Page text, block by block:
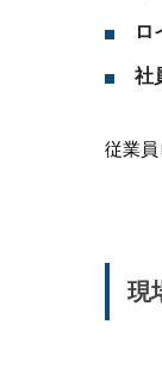
ロ
社
従業
現